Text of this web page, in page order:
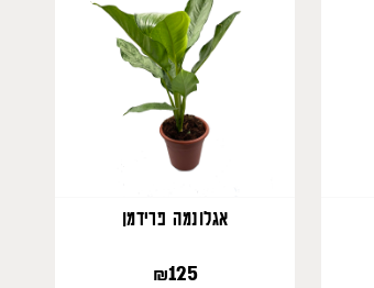
אגלונמה פרידמן
125
₪